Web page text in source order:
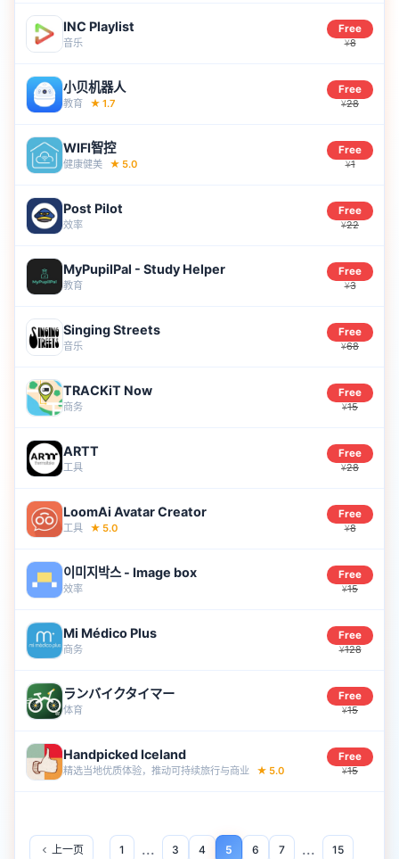
INC Playlist
音乐
Free
¥8
小贝机器人
教育 ★ 1.7
Free
¥28
WIFI智控
健康健美 ★ 5.0
Free
¥1
Post Pilot
效率
Free
¥22
MyPupilPal - Study Helper
教育
Free
¥3
Singing Streets
音乐
Free
¥68
TRACKiT Now
商务
Free
¥15
ARTT
工具
Free
¥28
LoomAi Avatar Creator
工具 ★ 5.0
Free
¥8
이미지박스 - Image box
效率
Free
¥15
Mi Médico Plus
商务
Free
¥128
ランバイクタイマー
体育
Free
¥15
Handpicked Iceland
精选当地优质体验，推动可持续旅行与商业 ★ 5.0
Free
¥15
上一页 1 ... 3 4 5 6 7 ... 15